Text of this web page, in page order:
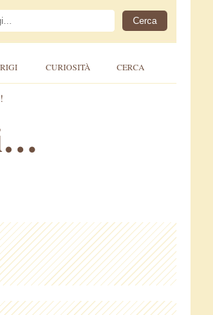
CURIOSITÀ CERCA